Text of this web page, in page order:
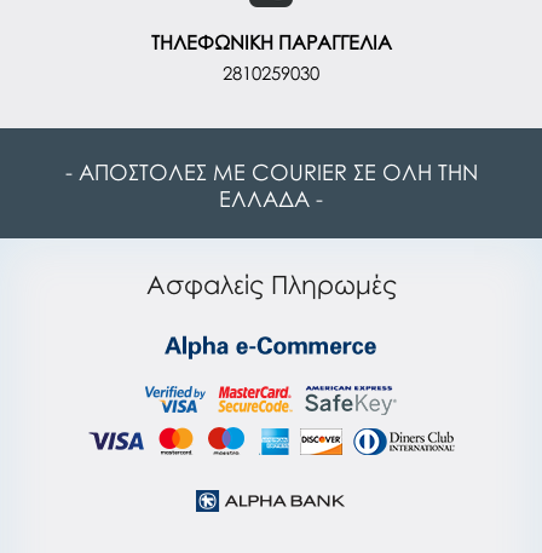
ΤΗΛΕΦΩΝΙΚΗ ΠΑΡΑΓΓΕΛΙΑ
2810259030
- ΑΠΟΣΤΟΛΕΣ ΜΕ COURIER ΣΕ ΟΛΗ ΤΗΝ
ΕΛΛΑΔΑ -
Ασφαλείς Πληρωμές